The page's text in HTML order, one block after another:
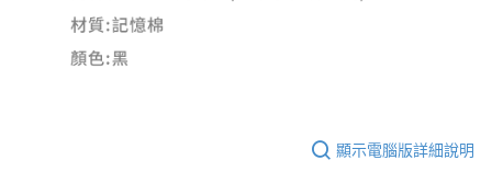
顯示電腦版詳細說明